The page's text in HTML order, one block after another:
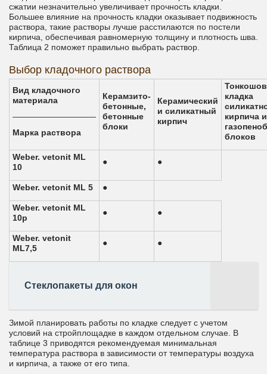
сжатии незначительно увеличивает прочность кладки.
Большее влияние на прочность кладки оказывает подвижность
раствора, такие растворы лучше расстилаются по постели
кирпича, обеспечивая равномерную толщину и плотность шва.
Таблица 2 поможет правильно выбрать раствор.
Выбор кладочного раствора
Вид кладочного
материала
——————————
Марка раствора
Керамзито-
бетонные,
бетонные
блоки
Керамический
и силикатный
кирпич
кладка
кирпича
блоков
Weber. vetonit ML
10
● ●
Weber. vetonit ML 5 ●
Weber. vetonit ML
10p
● ●
Weber. vetonit
ML7,5
● ●
Стеклопакеты для окон
Зимой планировать работы по кладке следует с учетом
условий на стройплощадке в каждом отдельном случае. В
таблице 3 приводятся рекомендуемая минимальная
температура раствора в зависимости от температуры воздуха
и кирпича, а также от его типа.